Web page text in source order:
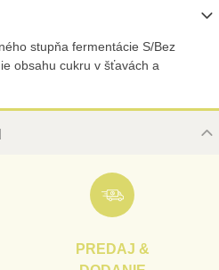
stupňa fermentácie S/Bez
obsahu cukru v šťavách a
PREDAJ &